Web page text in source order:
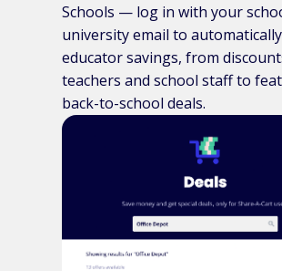
Schools — log in with your
university email to
educator savings, from
teachers and school staff to
back-to-school deals.